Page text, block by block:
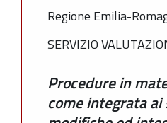
Regione Emilia-
SERVIZIO
Procedure in
come integrata ai